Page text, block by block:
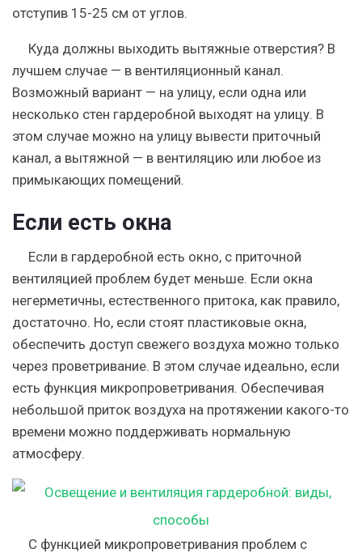
отступив 15-25 см от углов.
Куда должны выходить вытяжные отверстия? В
лучшем случае — в вентиляционный канал.
Возможный вариант — на улицу, если одна или
несколько стен гардеробной выходят на улицу. В
этом случае можно на улицу вывести приточный
канал, а вытяжной — в вентиляцию или любое из
примыкающих помещений.
Если есть окна
Если в гардеробной есть окно, с приточной
вентиляцией проблем будет меньше. Если окна
негерметичны, естественного притока, как правило,
достаточно. Но, если стоят пластиковые окна,
обеспечить доступ свежего воздуха можно только
через проветривание. В этом случае идеально, если
есть функция микропроветривания. Обеспечивая
небольшой приток воздуха на протяжении какого-то
времени можно поддерживать нормальную
атмосферу.
С функцией микропроветривания проблем с